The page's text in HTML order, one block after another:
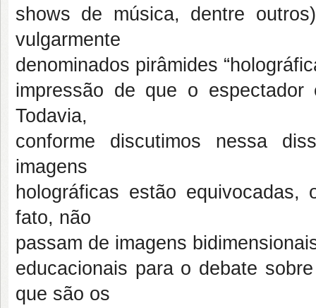
shows de música, dentre
vulgarmente
denominados pirâmides
impressão de que o
Todavia,
conforme discutimos nessa
imagens
holográficas estão
fato, não
passam de imagens
educacionais para o debate
que são os